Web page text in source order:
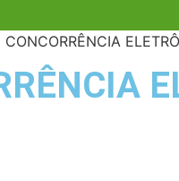
CONCORRÊNCIA